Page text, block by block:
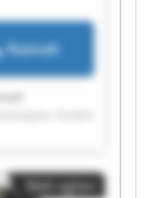
Nazvati
GmbH
Mali oglasi